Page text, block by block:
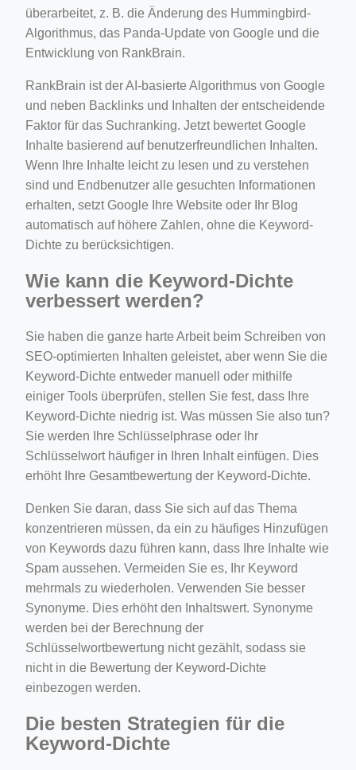
überarbeitet, z. B. die Änderung des Hummingbird-
Algorithmus, das Panda-Update von Google und die
Entwicklung von RankBrain.
RankBrain ist der AI-basierte Algorithmus von Google
und neben Backlinks und Inhalten der entscheidende
Faktor für das Suchranking. Jetzt bewertet Google
Inhalte basierend auf benutzerfreundlichen Inhalten.
Wenn Ihre Inhalte leicht zu lesen und zu verstehen
sind und Endbenutzer alle gesuchten Informationen
erhalten, setzt Google Ihre Website oder Ihr Blog
automatisch auf höhere Zahlen, ohne die Keyword-
Dichte zu berücksichtigen.
Wie kann die Keyword-Dichte
verbessert werden?
Sie haben die ganze harte Arbeit beim Schreiben von
SEO-optimierten Inhalten geleistet, aber wenn Sie die
Keyword-Dichte entweder manuell oder mithilfe
einiger Tools überprüfen, stellen Sie fest, dass Ihre
Keyword-Dichte niedrig ist. Was müssen Sie also tun?
Sie werden Ihre Schlüsselphrase oder Ihr
Schlüsselwort häufiger in Ihren Inhalt einfügen. Dies
erhöht Ihre Gesamtbewertung der Keyword-Dichte.
Denken Sie daran, dass Sie sich auf das Thema
konzentrieren müssen, da ein zu häufiges Hinzufügen
von Keywords dazu führen kann, dass Ihre Inhalte wie
Spam aussehen. Vermeiden Sie es, Ihr Keyword
mehrmals zu wiederholen. Verwenden Sie besser
Synonyme. Dies erhöht den Inhaltswert. Synonyme
werden bei der Berechnung der
Schlüsselwortbewertung nicht gezählt, sodass sie
nicht in die Bewertung der Keyword-Dichte
einbezogen werden.
Die besten Strategien für die
Keyword-Dichte